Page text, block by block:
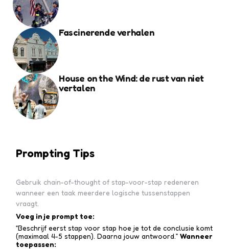
Fascinerende verhalen
House on the Wind: de rust van niet
vertalen
Prompting Tips
Gebruik chain-of-thought of stap-voor-stap redeneren
wanneer een taak meerdere logische tussenstappen
vraagt.
Voeg in je prompt toe:
“Beschrijf eerst stap voor stap hoe je tot de conclusie komt
(maximaal 4-5 stappen). Daarna jouw antwoord.” Wanneer
toepassen: